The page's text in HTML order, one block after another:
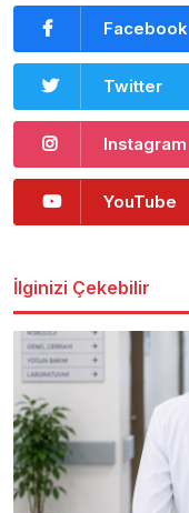
Facebook
Twitter
Instagram
YouTube
İlginizi Çekebilir